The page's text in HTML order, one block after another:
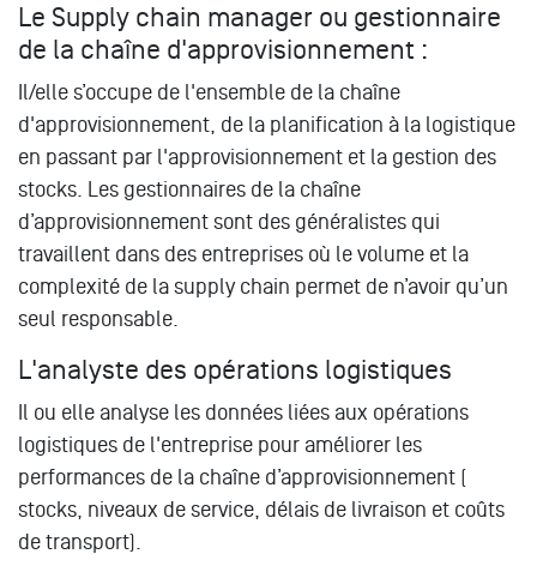
Le Supply chain manager ou gestionnaire
de la chaîne d'approvisionnement :
Il/elle s’occupe de l'ensemble de la chaîne
d'approvisionnement, de la planification à la logistique
en passant par l'approvisionnement et la gestion des
stocks. Les gestionnaires de la chaîne
d’approvisionnement sont des généralistes qui
travaillent dans des entreprises où le volume et la
complexité de la supply chain permet de n’avoir qu’un
seul responsable.
L'analyste des opérations logistiques
Il ou elle analyse les données liées aux opérations
logistiques de l'entreprise pour améliorer les
performances de la chaîne d’approvisionnement (
stocks, niveaux de service, délais de livraison et coûts
de transport).